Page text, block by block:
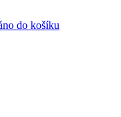
do košíku